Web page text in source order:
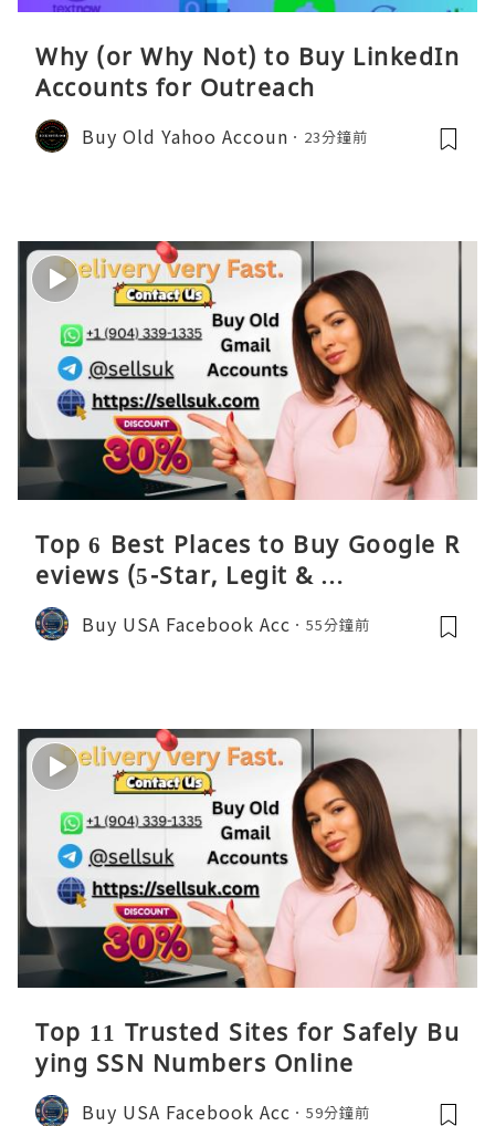
Why (or Why Not) to Buy LinkedIn
Accounts for Outreach
Buy Old Yahoo Accoun 23分鐘前
Top 6 Best Places to Buy Google R
eviews (5-Star, Legit & …
Buy USA Facebook Acc 55分鐘前
Top 11 Trusted Sites for Safely Bu
ying SSN Numbers Online
Buy USA Facebook Acc 59分鐘前